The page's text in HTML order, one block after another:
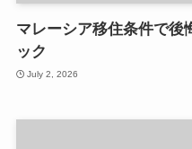
マレーシア移住条件で後
ック
July 2, 2026